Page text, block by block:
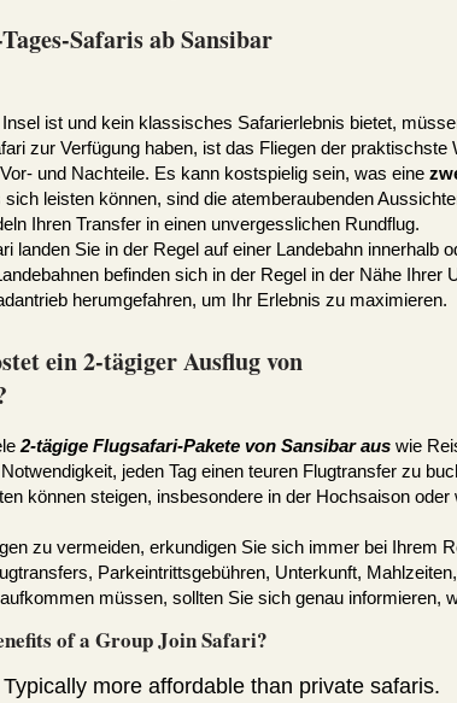
Safaris ab Sansibar
ist und kein klassisches Safarierlebnis bietet,
zur Verfügung haben, ist das Fliegen der
und Nachteile. Es kann kostspielig sein, was eine
leisten können, sind die atemberaubenden
Ihren Transfer in einen unvergesslichen Rundflug.
landen Sie in der Regel auf einer Landebahn
befinden sich in der Regel in der Nähe
herumgefahren, um Ihr Erlebnis zu maximieren.
ein 2-tägiger Ausflug von
2-tägige Flugsafari-Pakete von Sansibar aus wie
jeden Tag einen teuren Flugtransfer zu
können steigen, insbesondere in der Hochsaison
zu vermeiden, erkundigen Sie sich immer bei Ihrem
Parkeintrittsgebühren, Unterkunft,
müssen, sollten Sie sich genau informieren,
of a Group Join Safari?
more affordable than private safaris.